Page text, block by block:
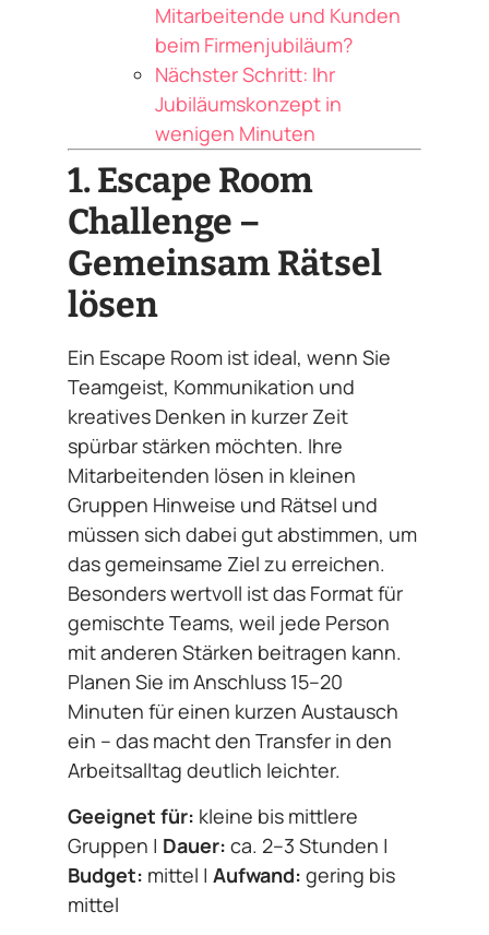
Mitarbeitende und Kunden
beim Firmenjubiläum?
Nächster Schritt: Ihr
Jubiläumskonzept in
wenigen Minuten
1. Escape Room
Challenge –
Gemeinsam Rätsel
lösen
Ein Escape Room ist ideal, wenn Sie
Teamgeist, Kommunikation und
kreatives Denken in kurzer Zeit
spürbar stärken möchten. Ihre
Mitarbeitenden lösen in kleinen
Gruppen Hinweise und Rätsel und
müssen sich dabei gut abstimmen, um
das gemeinsame Ziel zu erreichen.
Besonders wertvoll ist das Format für
gemischte Teams, weil jede Person
mit anderen Stärken beitragen kann.
Planen Sie im Anschluss 15–20
Minuten für einen kurzen Austausch
ein – das macht den Transfer in den
Arbeitsalltag deutlich leichter.
Geeignet für: kleine bis mittlere
Gruppen | Dauer: ca. 2–3 Stunden |
Budget: mittel | Aufwand: gering bis
mittel